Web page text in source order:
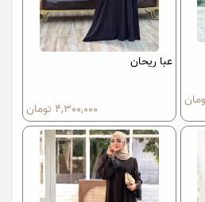
عبا ریحان
4,300,000 تومان